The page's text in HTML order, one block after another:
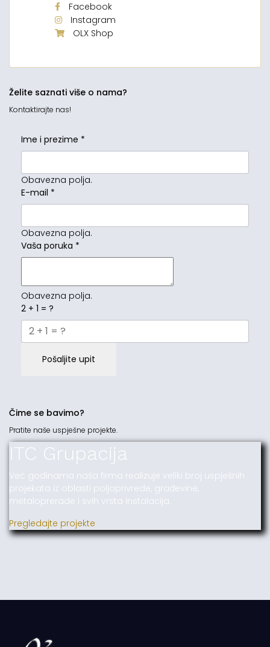
Facebook
Instagram
OLX Shop
Želite saznati više o nama?
Kontaktirajte nas!
Ime i prezime *
Obavezna polja.
E-mail *
Obavezna polja.
Vaša poruka *
Obavezna polja.
2 + 1 = ?
Pošaljite upit
Čime se bavimo?
Pratite naše uspješne projekte.
ITC Grupacija
Već godinama naša firma realizuje veliki broj uspješnih
projekata iz oblasti poljoprivrede, građevine,
metaloprerade i svih vrsta instalacija.
Pregledajte projekte